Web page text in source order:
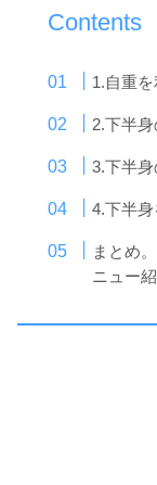
Contents
1.自重
2.下半
3.下半
4.下半
まとめ
ニュー